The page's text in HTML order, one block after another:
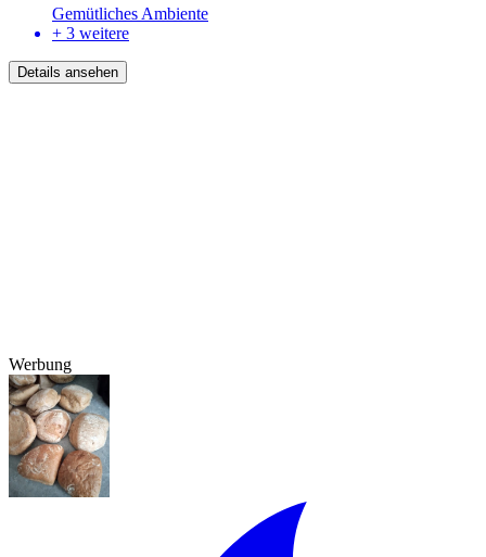
Gemütliches Ambiente
+ 3 weitere
Details ansehen
Werbung